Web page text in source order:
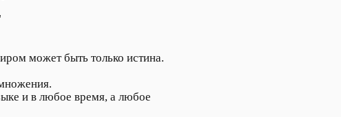
может быть только истина.
и в любое время, а любое